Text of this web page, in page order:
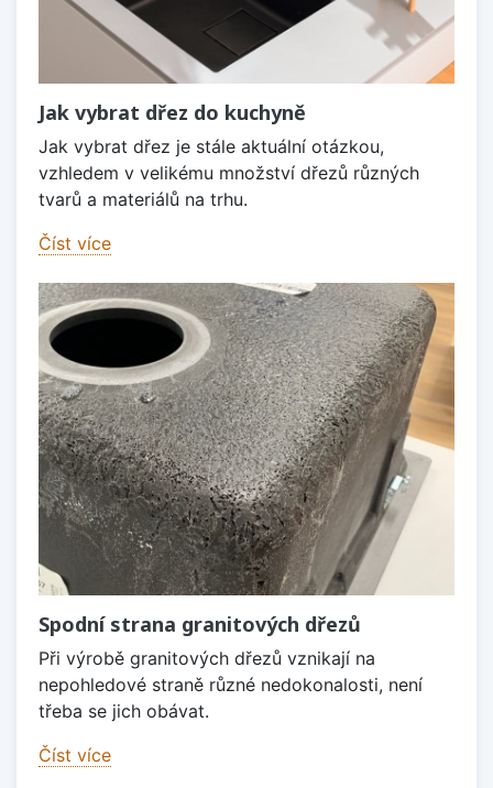
Jak vybrat dřez do kuchyně
Jak vybrat dřez je stále aktuální otázkou,
vzhledem v velikému množství dřezů různých
tvarů a materiálů na trhu.
Číst více
Spodní strana granitových dřezů
Při výrobě granitových dřezů vznikají na
nepohledové straně různé nedokonalosti, není
třeba se jich obávat.
Číst více